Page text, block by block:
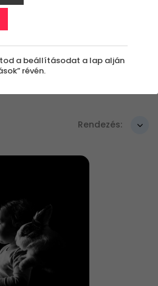
Rendezés:
a beállításodat a lap alján
révén.